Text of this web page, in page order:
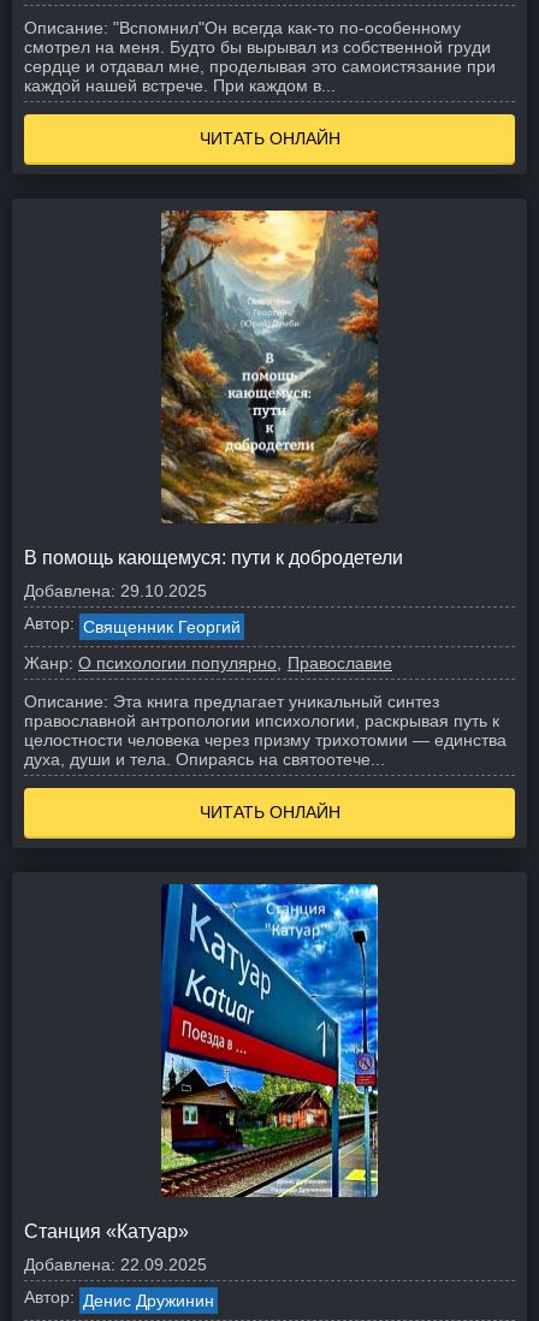
Описание: "Вспомнил"Он всегда как-то по-особенному
смотрел на меня. Будто бы вырывал из собственной груди
сердце и отдавал мне, проделывая это самоистязание при
каждой нашей встрече. При каждом в...
ЧИТАТЬ ОНЛАЙН
В помощь кающемуся: пути к добродетели
Добавлена: 29.10.2025
Автор: Священник Георгий
Жанр: О психологии популярно
Православие
Описание: Эта книга предлагает уникальный синтез
православной антропологии ипсихологии, раскрывая путь к
целостности человека через призму трихотомии — единства
духа, души и тела. Опираясь на святоотече...
ЧИТАТЬ ОНЛАЙН
Станция «Катуар»
Добавлена: 22.09.2025
Автор: Денис Дружинин